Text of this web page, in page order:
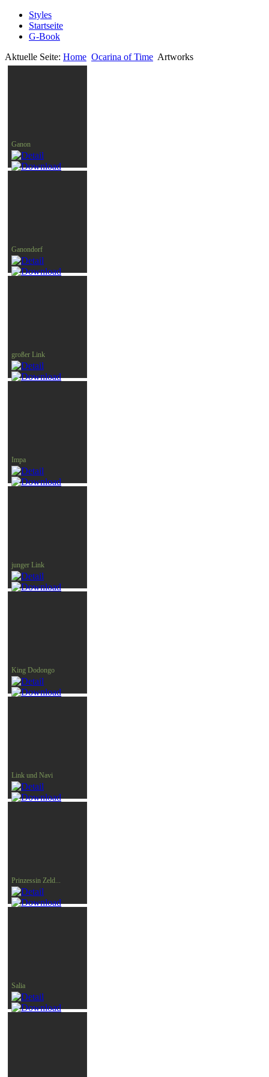
Styles
Startseite
G-Book
Aktuelle Seite: Home Ocarina of Time Artworks
Ganon
Ganondorf
großer Link
Impa
junger Link
King Dodongo
Link und Navi
Prinzessin Zeld...
Salia